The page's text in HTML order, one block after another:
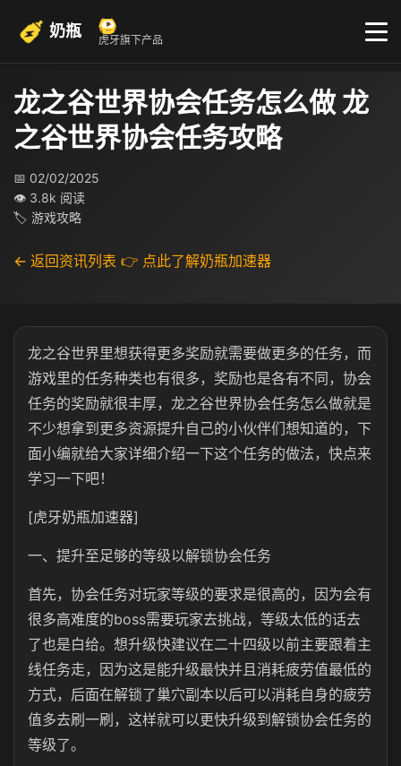
奶瓶 虎牙旗下产品
龙之谷世界协会任务怎么做 龙
之谷世界协会任务攻略
📅 02/02/2025
👁 3.8k 阅读
🏷 游戏攻略
← 返回资讯列表 👉 点此了解奶瓶加速器
龙之谷世界里想获得更多奖励就需要做更多的任务，而
游戏里的任务种类也有很多，奖励也是各有不同，协会
任务的奖励就很丰厚，龙之谷世界协会任务怎么做就是
不少想拿到更多资源提升自己的小伙伴们想知道的，下
面小编就给大家详细介绍一下这个任务的做法，快点来
学习一下吧！
[虎牙奶瓶加速器]
一、提升至足够的等级以解锁协会任务
首先，协会任务对玩家等级的要求是很高的，因为会有
很多高难度的boss需要玩家去挑战，等级太低的话去
了也是白给。想升级快建议在二十四级以前主要跟着主
线任务走，因为这是能升级最快并且消耗疲劳值最低的
方式，后面在解锁了巢穴副本以后可以消耗自身的疲劳
值多去刷一刷，这样就可以更快升级到解锁协会任务的
等级了。